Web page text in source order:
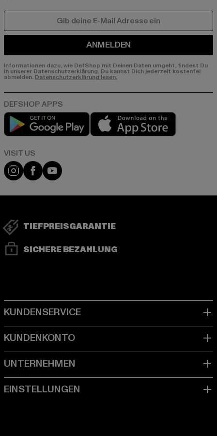
ANMELDEN
Informationen dazu, wie DefShop mit Deinen Daten umgeht, findest Du
in unserer Datenschutzerklärung. Du kannst Dich jederzeit kostenfei
abmelden. Datenschutzerklärung lesen.
Play market
Visit our Instagram page:
Visit our Facebook page:
Visit our YouTube channel:
TIEFPREISGARANTIE
SICHERE BEZAHLUNG